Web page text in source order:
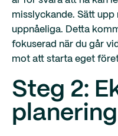
misslyckande. Sätt
uppnåeliga. Detta
fokuserad när du går
mot att starta eget
Steg 2:
planering